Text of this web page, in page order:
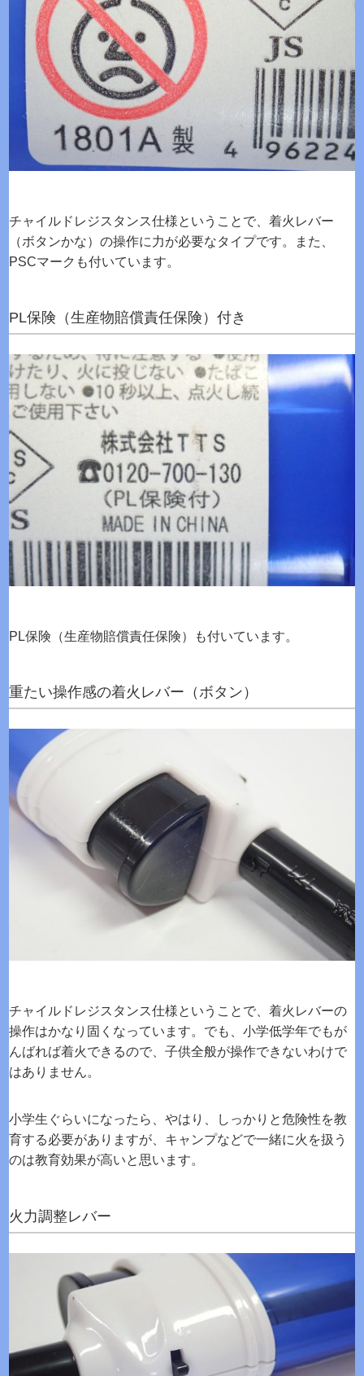
チャイルドレジスタンス仕様ということで、着火レバー
（ボタンかな）の操作に力が必要なタイプです。また、
PSCマークも付いています。
PL保険（生産物賠償責任保険）付き
PL保険（生産物賠償責任保険）も付いています。
重たい操作感の着火レバー（ボタン）
チャイルドレジスタンス仕様ということで、着火レバーの
操作はかなり固くなっています。でも、小学低学年でもが
んばれば着火できるので、子供全般が操作できないわけで
はありません。
小学生ぐらいになったら、やはり、しっかりと危険性を教
育する必要がありますが、キャンプなどで一緒に火を扱う
のは教育効果が高いと思います。
火力調整レバー